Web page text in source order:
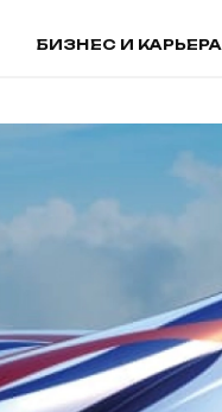
БИЗНЕС И КАРЬЕРА